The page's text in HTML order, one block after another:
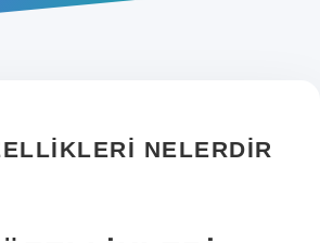
NELERDIR